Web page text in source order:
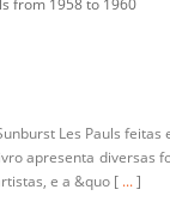
from 1958 to 1960
Les Pauls
apresenta diversas
e a &quo [ ...]